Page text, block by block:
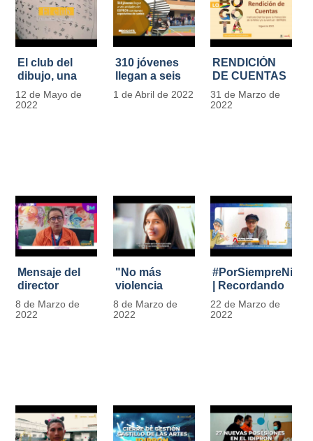
El club del
dibujo, una
apuesta para
formar
12 de Mayo de
2022
310 jóvenes
llegan a seis
unidades del
IDIPRON con
1 de Abril de 2022
RENDICIÓN
DE CUENTAS
IDIPRON |
Vigencia 2021
31 de Marzo de
2022
Mensaje del
director
Carlos Marín |
Día
8 de Marzo de
2022
"No más
violencia
contra la
mujer" | 8
8 de Marzo de
2022
| Recordando
al Padre
Javier de
22 de Marzo de
2022